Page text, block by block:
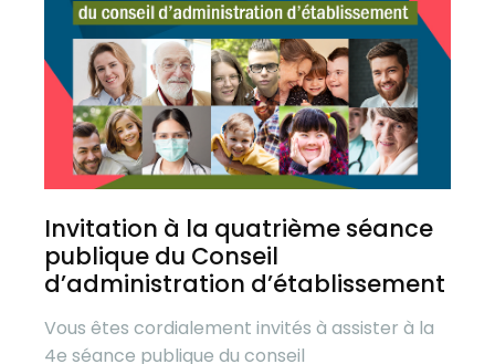
Invitation à la quatrième séance
publique du Conseil
d’administration d’établissement
Vous êtes cordialement invités à assister à la
4e séance publique du conseil